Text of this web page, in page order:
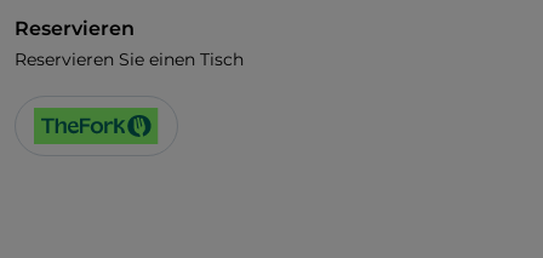
Reservieren
Reservieren Sie einen Tisch